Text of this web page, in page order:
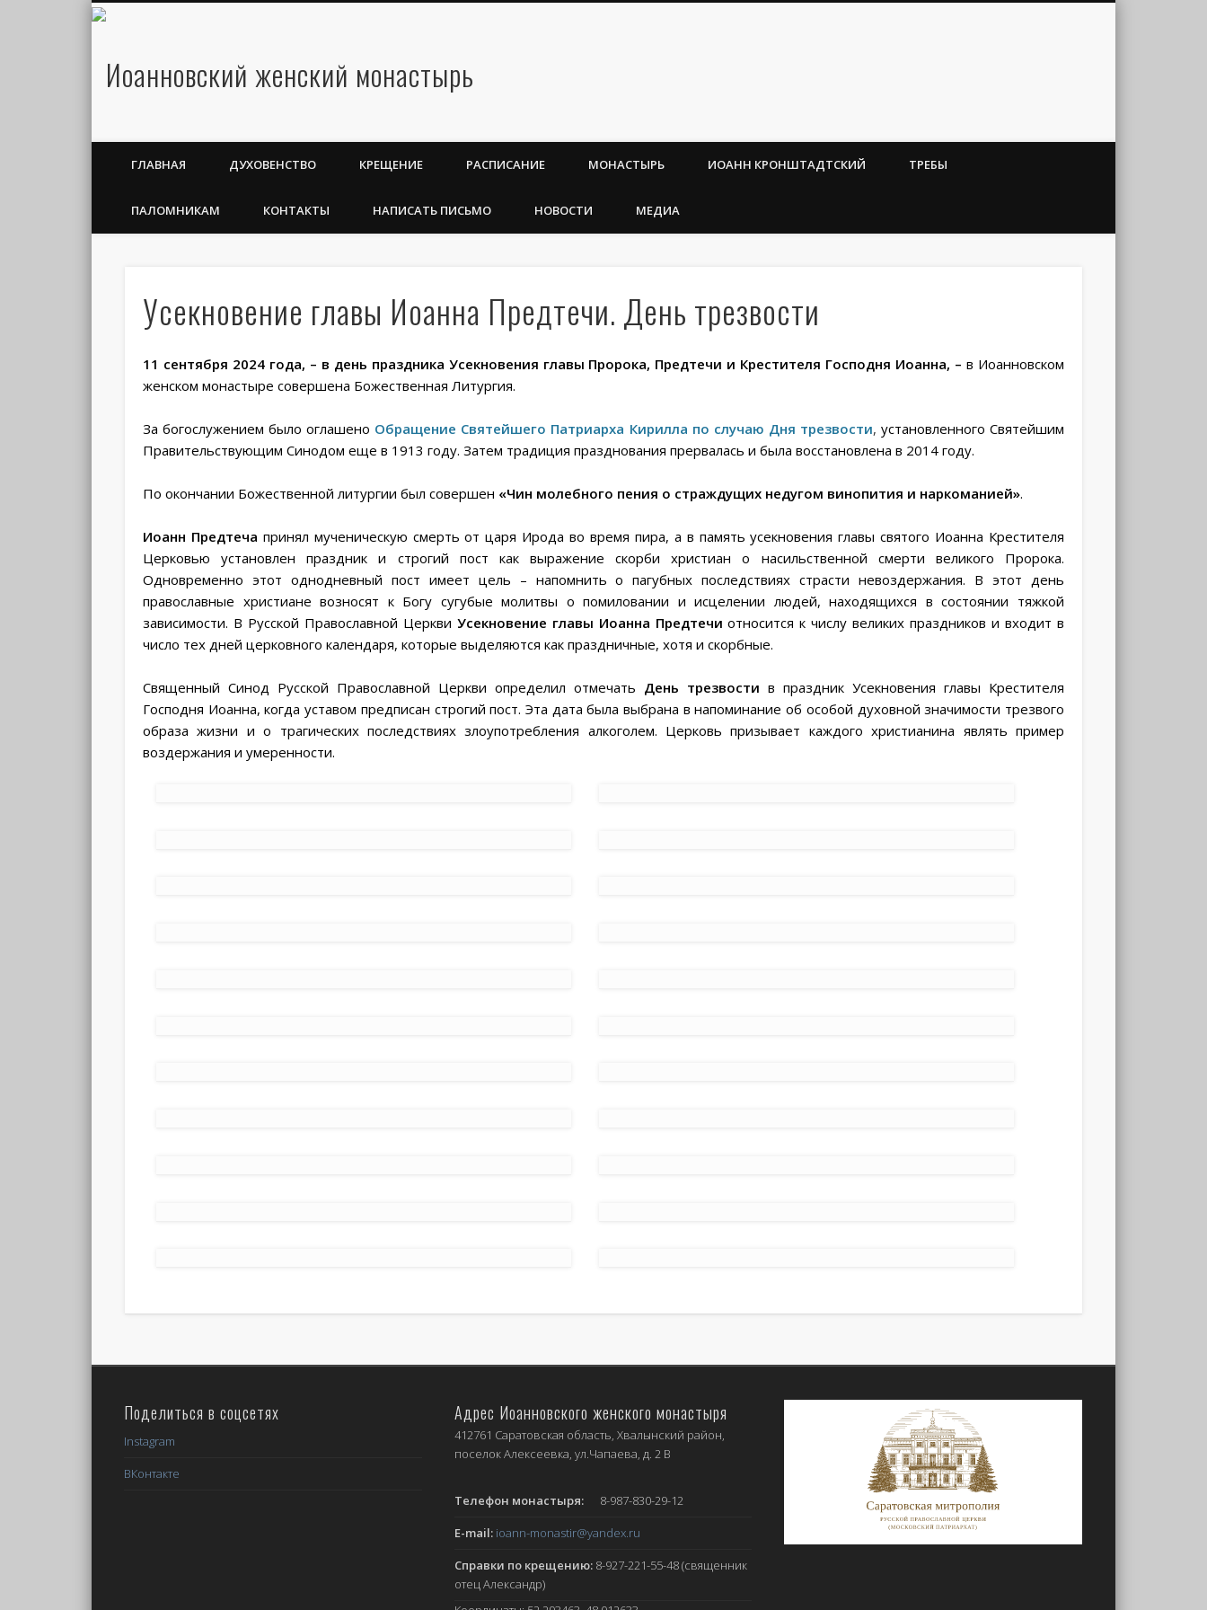
ГЛАВНАЯ ДУХОВЕНСТВО КРЕЩЕНИЕ РАСПИСАНИЕ МОНАСТЫРЬ ИОАНН КРОНШТАДТСКИЙ ТРЕБЫ
ПАЛОМНИКАМ КОНТАКТЫ НАПИСАТЬ ПИСЬМО НОВОСТИ МЕДИА
Усекновение главы Иоанна Предтечи. День трезвости
11 сентября 2024 года, – в день праздника Усекновения главы Пророка, Предтечи и Крестителя Господня Иоанна, – в Иоанновском
женском монастыре совершена Божественная Литургия.
За богослужением было оглашено Обращение Святейшего Патриарха Кирилла по случаю Дня трезвости, установленного Святейшим
Правительствующим Синодом еще в 1913 году. Затем традиция празднования прервалась и была восстановлена в 2014 году.
По окончании Божественной литургии был совершен «Чин молебного пения о страждущих недугом винопития и наркоманией».
Иоанн Предтеча принял мученическую смерть от царя Ирода во время пира, а в память усекновения главы святого Иоанна Крестителя
Церковью установлен праздник и строгий пост как выражение скорби христиан о насильственной смерти великого Пророка.
Одновременно этот однодневный пост имеет цель – напомнить о пагубных последствиях страсти невоздержания. В этот день
православные христиане возносят к Богу сугубые молитвы о помиловании и исцелении людей, находящихся в состоянии тяжкой
зависимости. В Русской Православной Церкви Усекновение главы Иоанна Предтечи относится к числу великих праздников и входит в
число тех дней церковного календаря, которые выделяются как праздничные, хотя и скорбные.
Священный Синод Русской Православной Церкви определил отмечать День трезвости в праздник Усекновения главы Крестителя
Господня Иоанна, когда уставом предписан строгий пост. Эта дата была выбрана в напоминание об особой духовной значимости трезвого
образа жизни и о трагических последствиях злоупотребления алкоголем. Церковь призывает каждого христианина являть пример
воздержания и умеренности.
Поделиться в соцсетях
Instagram
ВКонтакте
Адрес Иоанновского женского монастыря
412761 Саратовская область, Хвалынский район,
поселок Алексеевка, ул.Чапаева, д. 2 В
Телефон монастыря:
8-987-830-29-12
E-mail: ioann-monastir@yandex.ru
Справки по крещению: 8-927-221-55-48 (священник
отец Александр)